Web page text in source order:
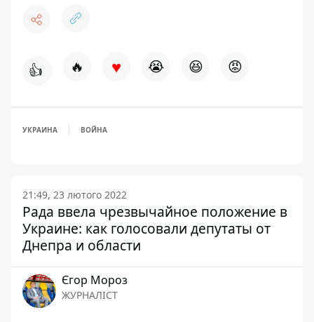
👍 🔥 ♥ 😭 😆 😡
УКРАИНА ВОЙНА
21:49, 23 лютого 2022
Рада ввела чрезвычайное положение в
Украине: как голосовали депутаты от
Днепра и области
Єгор Мороз
ЖУРНАЛІСТ